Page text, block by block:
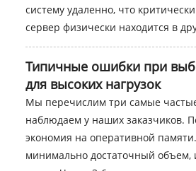
систему удаленно, что
сервер физически находится в
Типичные ошибки при
для высоких нагрузок
Мы перечислим три самые
наблюдаем у наших заказчиков.
экономия на оперативной
минимально достаточный объем,